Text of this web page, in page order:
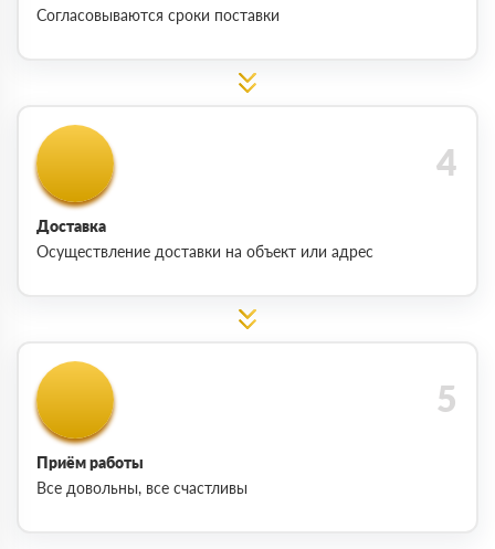
Согласовываются сроки поставки
Доставка
Осуществление доставки на объект или адрес
Приём работы
Все довольны, все счастливы